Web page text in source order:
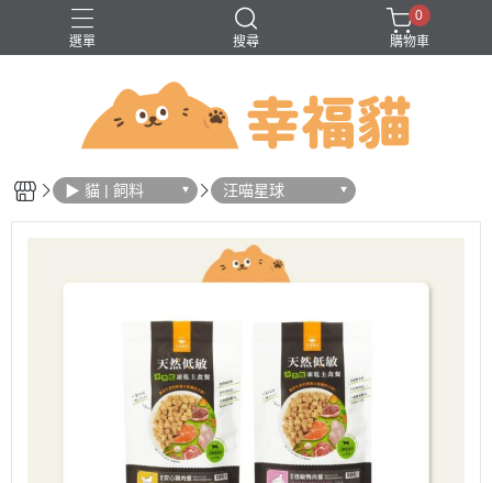
選單 搜尋
巔峰 法米納 無穀
0
購物車
▶ 貓 | 飼料 汪喵星球